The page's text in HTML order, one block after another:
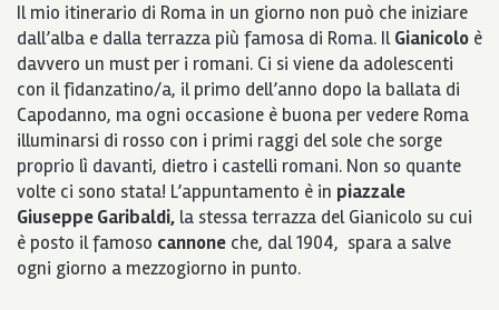
Il mio itinerario di Roma in un giorno non può che iniziare
dall’alba e dalla terrazza più famosa di Roma. IlGianicolo è
davvero un must per i romani. Ci si viene da adolescenti
con il fidanzatino/a, il primo dell’anno dopo la ballata di
Capodanno, ma ogni occasione è buona per vedere Roma
illuminarsi di rosso con i primi raggi del sole che sorge
proprio lì davanti, dietro i castelli romani. Non so quante
volte ci sono stata! L’appuntamento è in piazzale
Giuseppe Garibaldi, la stessa terrazza del Gianicolo su cui
è posto il famoso cannone che, dal 1904, spara a salve
ogni giorno a mezzogiorno in punto.